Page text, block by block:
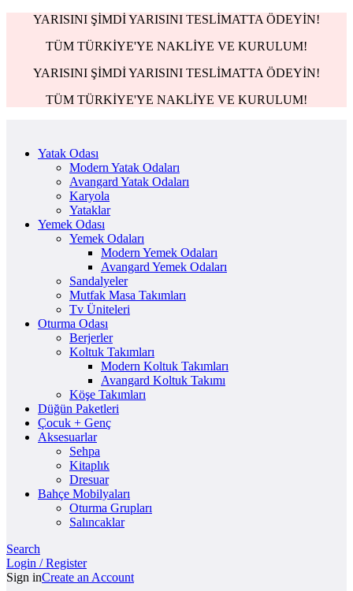
YARISINI ŞİMDİ YARISINI TESLİMATTA ÖDEYİN!
TÜM TÜRKİYE'YE NAKLİYE VE KURULUM!
YARISINI ŞİMDİ YARISINI TESLİMATTA ÖDEYİN!
TÜM TÜRKİYE'YE NAKLİYE VE KURULUM!
Yatak Odası
Modern Yatak Odaları
Avangard Yatak Odaları
Karyola
Yataklar
Yemek Odası
Yemek Odaları
Modern Yemek Odaları
Avangard Yemek Odaları
Sandalyeler
Mutfak Masa Takımları
Tv Üniteleri
Oturma Odası
Berjerler
Koltuk Takımları
Modern Koltuk Takımları
Avangard Koltuk Takımı
Köşe Takımları
Düğün Paketleri
Çocuk + Genç
Aksesuarlar
Sehpa
Kitaplık
Dresuar
Bahçe Mobilyaları
Oturma Grupları
Salıncaklar
Search
Login / Register
Sign inCreate an Account